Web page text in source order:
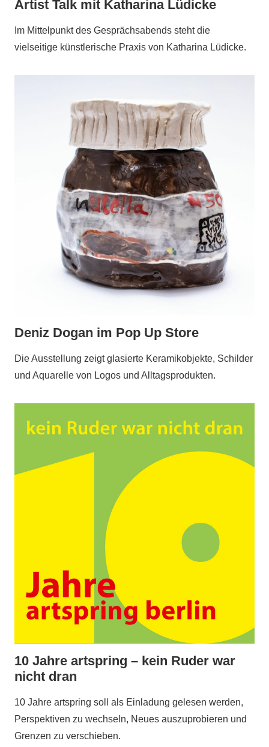
Artist Talk mit Katharina Lüdicke
Im Mittelpunkt des Gesprächsabends steht die
vielseitige künstlerische Praxis von Katharina Lüdicke.
Deniz Dogan im Pop Up Store
Die Ausstellung zeigt glasierte Keramikobjekte, Schilder
und Aquarelle von Logos und Alltagsprodukten.
10 Jahre artspring – kein Ruder war
nicht dran
10 Jahre artspring soll als Einladung gelesen werden,
Perspektiven zu wechseln, Neues auszuprobieren und
Grenzen zu verschieben.